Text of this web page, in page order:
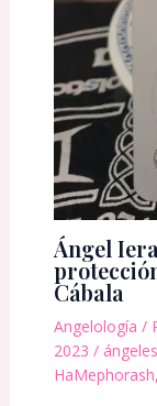
Ángel
Cábala
Angelología /
2023 /
HaMephorash,